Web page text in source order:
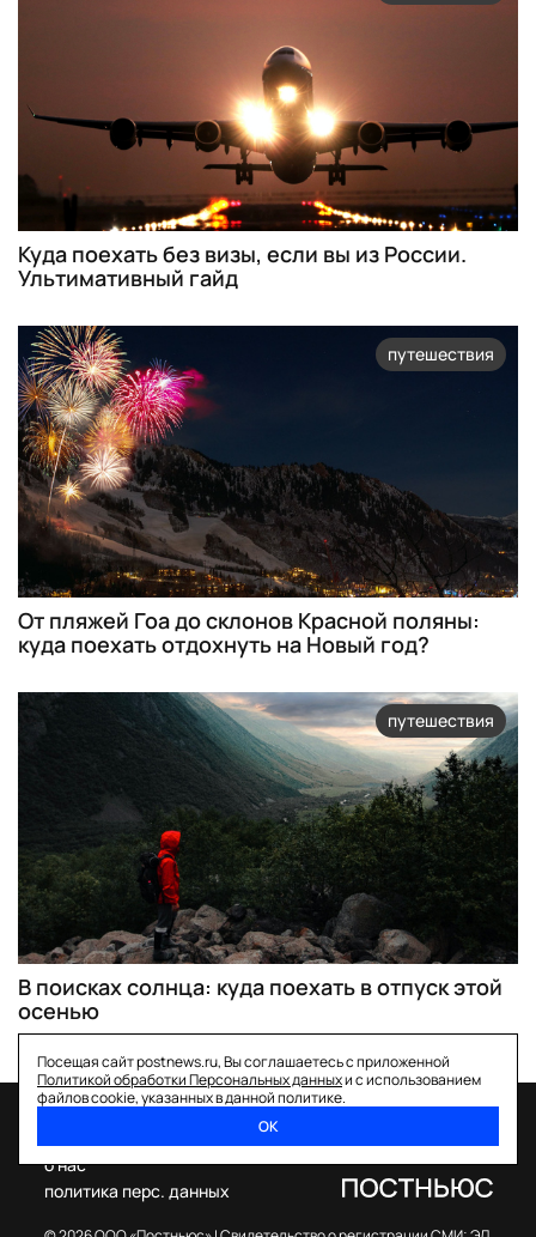
Куда поехать без визы, если вы из России.
Ультимативный гайд
путешествия
От пляжей Гоа до склонов Красной поляны:
куда поехать отдохнуть на Новый год?
путешествия
В поисках солнца: куда поехать в отпуск этой
осенью
Посещая сайт postnews.ru, Вы соглашаетесь с приложенной
Политикой обработки Персональных данныхи с использованием
файлов cookie, указанных в данной политике.
ОК
о нас
политика перс. данных